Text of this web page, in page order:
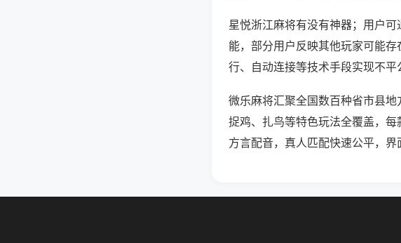
星悦浙江麻将有没有神器；用户可
能，部分用户反映其他玩家可能存
行、自动连接等技术手段实现不平
微乐麻将汇聚全国数百种省市县地
捉鸡、扎鸟等特色玩法全覆盖，
方言配音，真人匹配快速公平，界